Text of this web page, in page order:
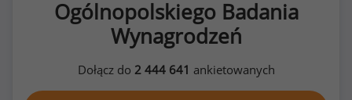
Ogólnopolskiego Badania
Wynagrodzeń
Dołącz do 2 444 641 ankietowanych